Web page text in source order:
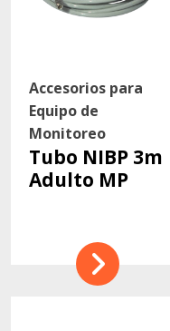
Accesorios para
Equipo de
Monitoreo
Tubo NIBP 3m
Adulto MP